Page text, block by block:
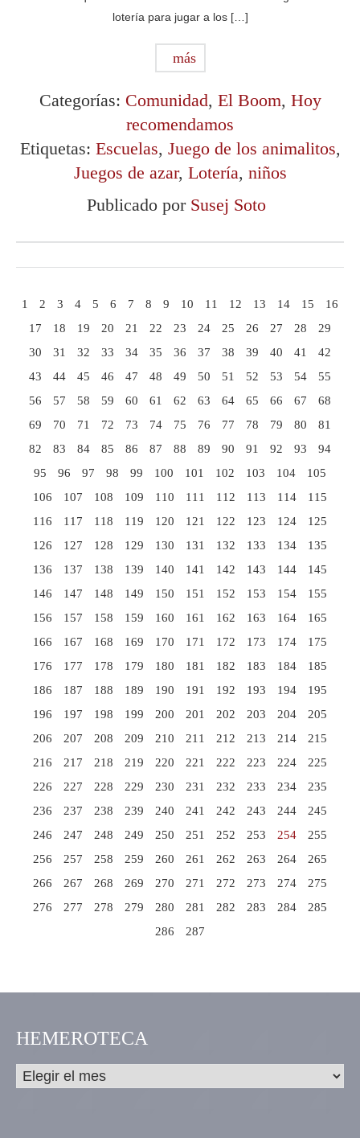
lotería para jugar a los […]
más
Categorías: Comunidad, El Boom, Hoy
recomendamos
Etiquetas: Escuelas, Juego de los animalitos,
Juegos de azar, Lotería, niños
Publicado por Susej Soto
1 2 3 4 5 6 7 8 9 10 11 12 13 14 15
16
17
18 19 20 21 22 23 24 25 26 27 28
29
30
31 32 33 34 35 36 37 38 39 40 41
42
43
44 45 46 47 48 49 50 51 52 53 54
55
56
57 58 59 60 61 62 63 64 65 66 67
68
69
70 71 72 73 74 75 76 77 78 79 80
81
82
83 84 85 86 87 88 89 90 91 92 93
94
95
96 97 98 99 100 101 102 103 104
105
106
107 108 109 110 111 112 113 114
115
116
117 118 119 120 121 122 123 124
125
126
127 128 129 130 131 132 133 134
135
136
137 138 139 140 141 142 143 144
145
146
147 148 149 150 151 152 153 154
155
156
157 158 159 160 161 162 163 164
165
166
167 168 169 170 171 172 173 174
175
176
177 178 179 180 181 182 183 184
185
186
187 188 189 190 191 192 193 194
195
196
197 198 199 200 201 202 203 204
205
206
207 208 209 210 211 212 213 214
215
216
217 218 219 220 221 222 223 224
225
226
227 228 229 230 231 232 233 234
235
236
237 238 239 240 241 242 243 244
245
246
247 248 249 250 251 252 253 254
255
256
257 258 259 260 261 262 263 264
265
266
267 268 269 270 271 272 273 274
275
276
277 278 279 280 281 282 283 284
285
286
287
HEMEROTECA